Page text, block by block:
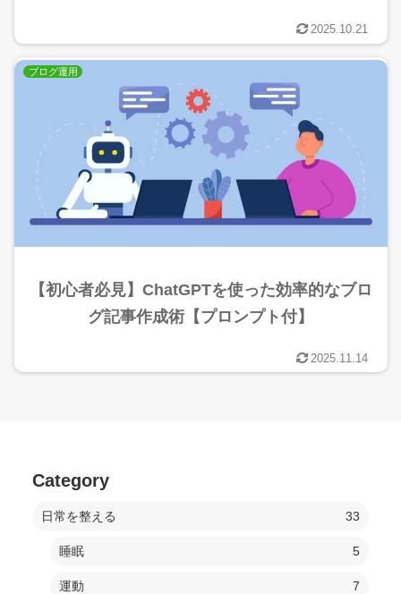
2025.10.21
ブログ運用
【初心者必見】ChatGPTを使った効率的なブロ
グ記事作成術【プロンプト付】
2025.11.14
Category
日常を整える 33
睡眠 5
運動 7